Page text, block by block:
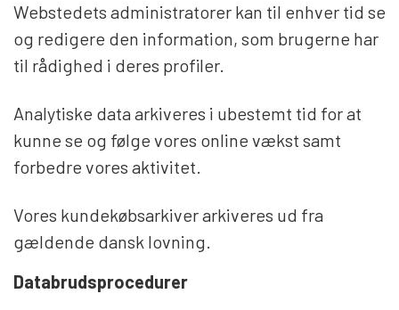
Webstedets administratorer kan til enhver tid se
og redigere den information, som brugerne har
til rådighed i deres profiler.
Analytiske data arkiveres i ubestemt tid for at
kunne se og følge vores online vækst samt
forbedre vores aktivitet.
Vores kundekøbsarkiver arkiveres ud fra
gældende dansk lovning.
Databrudsprocedurer